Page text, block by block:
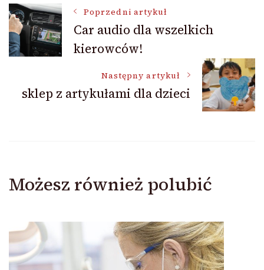
Nawigacja
wpisu
Poprzedni artykuł
Car audio dla wszelkich
kierowców!
Następny artykuł
sklep z artykułami dla dzieci
Możesz również polubić